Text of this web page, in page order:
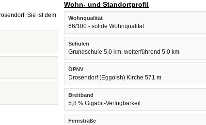
Sie ist dem
Wohn- und Standortprofil
Wohnqualität
66/100 - solide Wohnqualität
Schulen
Grundschule 5,0 km, weiterführend 5,0 km
ÖPNV
Drosendorf (Eggolsh) Kirche 571 m
Breitband
5,8 % Gigabit-Verfügbarkeit
Fernstraße